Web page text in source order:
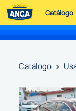
Catálogo
catálogo